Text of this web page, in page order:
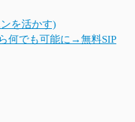
を活かす)
何でも可能に→無料SIP